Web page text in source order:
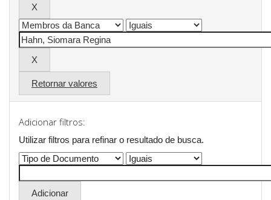
Retornar valores
Adicionar filtros:
Utilizar filtros para refinar o resultado de busca.